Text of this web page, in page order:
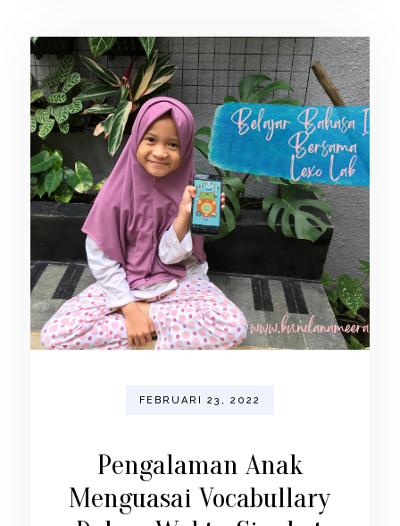
FEBRUARI 23, 2022
Pengalaman Anak
Menguasai Vocabullary